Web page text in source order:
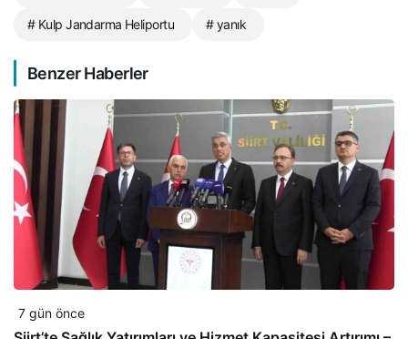
# Kulp Jandarma Heliportu # yanık
Benzer Haberler
7 gün önce